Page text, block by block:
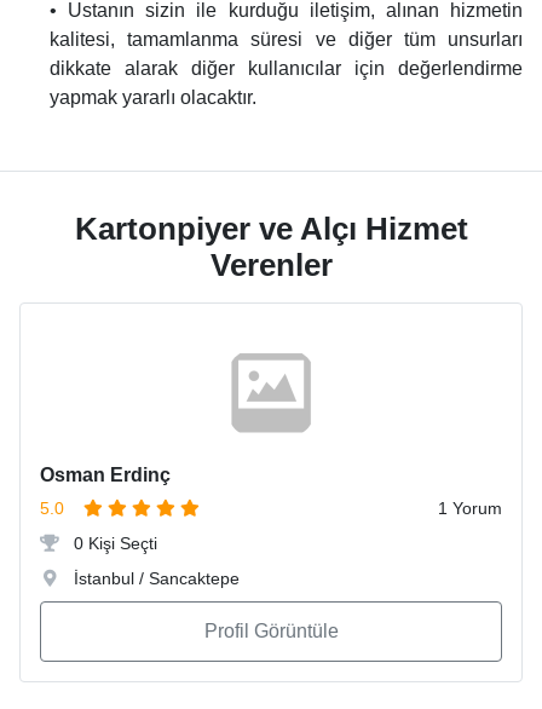
• Ustanın sizin ile kurduğu iletişim, alınan hizmetin
kalitesi, tamamlanma süresi ve diğer tüm unsurları
dikkate alarak diğer kullanıcılar için değerlendirme
yapmak yararlı olacaktır.
Kartonpiyer ve Alçı Hizmet
Verenler
Osman Erdinç
5.0
1 Yorum
0 Kişi Seçti
İstanbul / Sancaktepe
Profil Görüntüle